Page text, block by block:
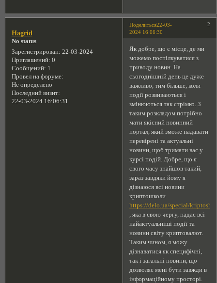
Поделиться 2
22-03-
2024 16:06:30
Hagrid
No status
Зарегистрирован: 22-03-2024
Приглашений: 0
Сообщений: 1
Провел на форуме:
Не определено
Последний визит:
22-03-2024 16:06:31
Як добре, що є місце, де ми
можемо поспілкуватися з
приводу новин. На
сьогоднішній день це дуже
важливо, тим більше, коли
події розвиваються і
змінюються так стрімко. З
таким розкладом потрібно
мати якісний новинний
портал, який зможе надавати
перевірені та актуальні
новини, щоб тримати вас у
курсі подій. Добре, що я
свого часу знайшов такий,
зараз завдяки йому я
дізнаюся всі новини
криптошколи
https://delo.ua/special/
, яка в свою чергу, надає всі
найактуальніші події та
новини світу криптовалют.
Таким чином, я можу
дізнаватися як специфічні,
так і загальні новини, що
дозволяє мені бути завжди в
інформаційному просторі.